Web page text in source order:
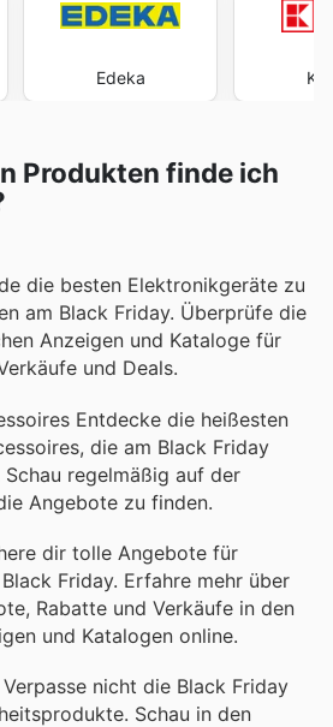
Edeka
Produkten finde ich
die besten Elektronikgeräte zu
am Black Friday. Überprüfe die
Anzeigen und Kataloge für
und Deals.
Entdecke die heißesten
die am Black Friday
regelmäßig auf der
Angebote zu finden.
dir tolle Angebote für
Friday. Erfahre mehr über
Rabatte und Verkäufe in den
und Katalogen online.
nicht die Black Friday
Schau in den